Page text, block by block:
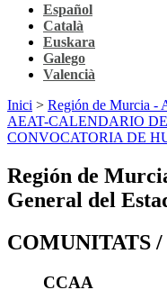
Español
Català
Euskara
Galego
Valencià
Inici > Región de Murcia -
AEAT-CALENDARIO
CONVOCATORIA DE
Región de
General del
COMUNITATS
CCAA